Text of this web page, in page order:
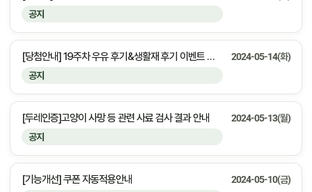
공지
공지
[당첨안내] 19주차 우유 후기&생활재 후기 이벤트 당첨자 안내 2024-05-14(화)
공지
[두레인증]고양이 사망 등 관련 사료 검사 결과 안내 2024-05-13(월)
[기능개선] 쿠폰 자동적용안내 2024-05-10(금)